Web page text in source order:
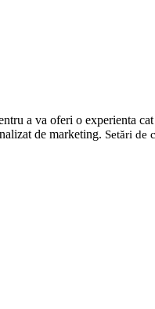
a va oferi o experienta
de marketing. Setări de